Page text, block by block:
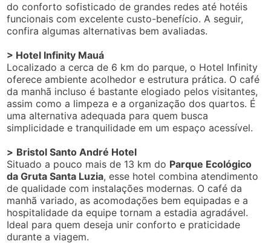
do conforto sofisticado de grandes redes até hotéis
funcionais com excelente custo-benefício. A seguir,
confira algumas alternativas bem avaliadas.
> Hotel Infinity Mauá
Localizado a cerca de 6 km do parque, o Hotel Infinity
oferece ambiente acolhedor e estrutura prática. O café
da manhã incluso é bastante elogiado pelos visitantes,
assim como a limpeza e a organização dos quartos. É
uma alternativa adequada para quem busca
simplicidade e tranquilidade em um espaço acessível.
> Bristol Santo André Hotel
Situado a pouco mais de 13 km do Parque Ecológico
da Gruta Santa Luzia, esse hotel combina atendimento
de qualidade com instalações modernas. O café da
manhã variado, as acomodações bem equipadas e a
hospitalidade da equipe tornam a estadia agradável.
Ideal para quem deseja unir conforto e praticidade
durante a viagem.